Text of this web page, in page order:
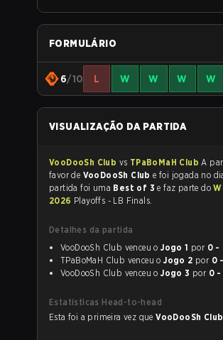
FORMULÁRIO
6/10 L W W W W
VISUALIZAÇÃO DA PARTIDA
VooDooSh Club vs TPaBoMaH Club
favor de VooDooSh Club e foi jogada no
partida foi uma Best of 3e faz parte do
2026 Playoffs - LB Finals.
Detalhes da partida
VooDooSh Club venceu oJogo 1 por
TPaBoMaH Club venceu oJogo 2 por
VooDooSh Club venceu oJogo 3 por
Estatísticas Head-to-head
Esta foi a primeira vez queVooDooSh Club